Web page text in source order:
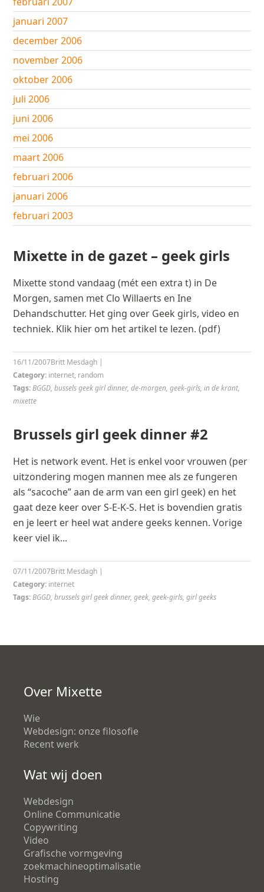
januari 2007
december 2006
november 2006
oktober 2006
juli 2006
juni 2006
mei 2006
maart 2006
februari 2006
januari 2006
februari 2003
Mixette in de gazet – geek girls
Mixette stond vandaag (mét een extra t) in De
Morgen, samen met Clo Willaerts en Ine
Dehandschutter. Het ging over Geek girls, video en
techniek. Klik hier om het artikel te lezen. (pdf)
Britt Mesdagh |
16/11/2007
Category: internet, random
Tags:BGGD,bussels geek girl dinner,de-morgen,geek-girls,in de krant,
mixette
Brussels girl geek dinner #2
Het is network event. Het is enkel voor vrouwen (per
uitzondering mogen mannen mee als ze fungeren
als “sacoche” aan de arm van een girl geek) en het
gaat deze keer over S-E-K-S. Het is bovendien gratis
en je leert er heel wat andere geeks kennen. Vorige
keer viel ik...
Britt Mesdagh |
07/11/2007
Category: internet
Tags:BGGD,brussels girl geek dinner,geek,geek-girls,girl geeks
Over Mixette
Wie
Webdesign: onze filosofie
Recent werk
Wat wij doen
Webdesign
Online Communicatie
Copywriting
Video
Grafische vormgeving
zoekmachineoptimalisatie
Hosting